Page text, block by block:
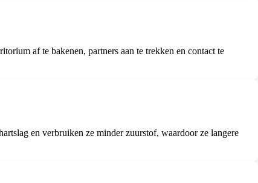
af te bakenen, partners aan te trekken en contact te
en verbruiken ze minder zuurstof, waardoor ze langere